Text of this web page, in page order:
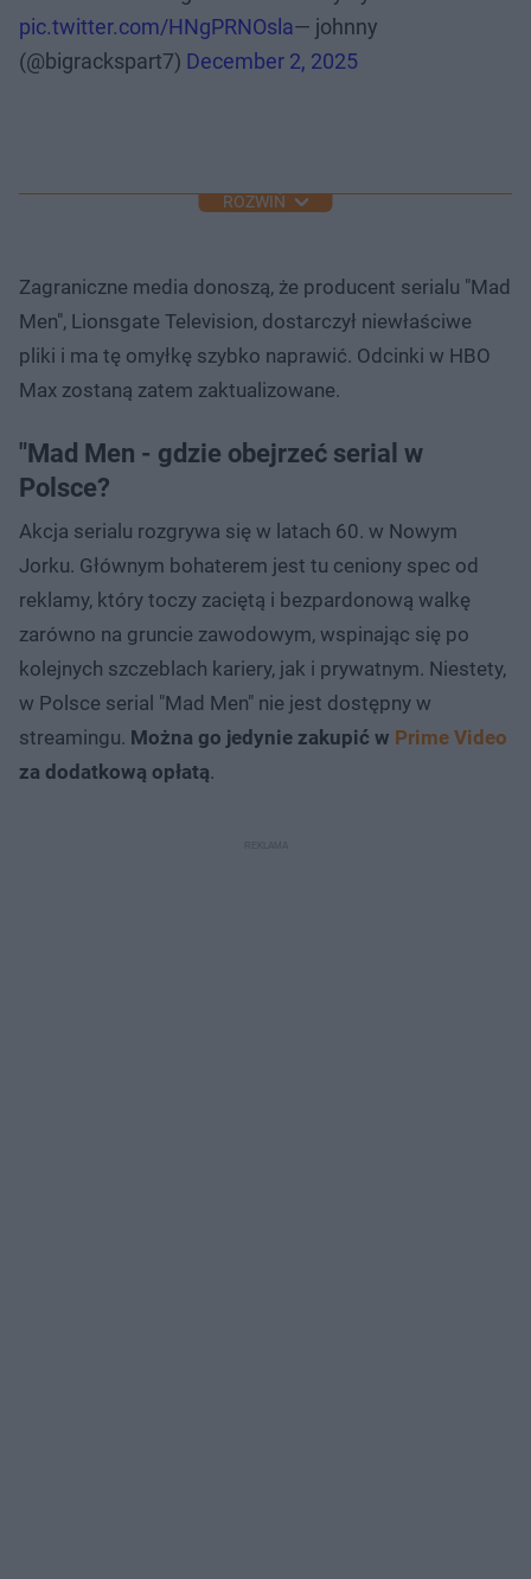
pic.twitter.com/HNgPRNOsla— johnny
(@bigrackspart7) December 2, 2025
ROZWIŃ
Zagraniczne media donoszą, że producent serialu "Mad
Men", Lionsgate Television, dostarczył niewłaściwe
pliki i ma tę omyłkę szybko naprawić. Odcinki w HBO
Max zostaną zatem zaktualizowane.
"Mad Men - gdzie obejrzeć serial w
Polsce?
Akcja serialu rozgrywa się w latach 60. w Nowym
Jorku. Głównym bohaterem jest tu ceniony spec od
reklamy, który toczy zaciętą i bezpardonową walkę
zarówno na gruncie zawodowym, wspinając się po
kolejnych szczeblach kariery, jak i prywatnym. Niestety,
w Polsce serial "Mad Men" nie jest dostępny w
streamingu. Można go jedynie zakupić w Prime Video
za dodatkową opłatą.